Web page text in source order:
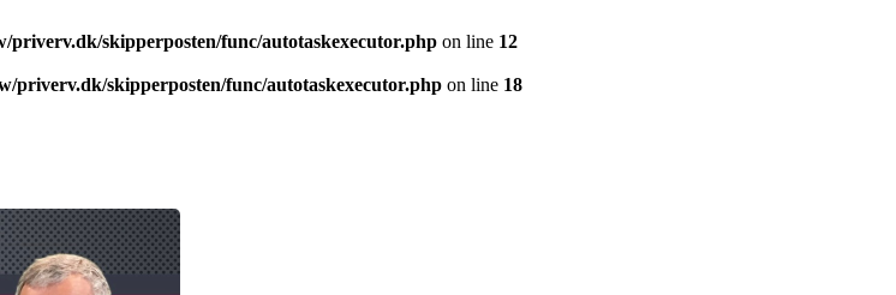
priverv.dk/skipperposten/func/autotaskexecutor.php on line 12
priverv.dk/skipperposten/func/autotaskexecutor.php on line 18